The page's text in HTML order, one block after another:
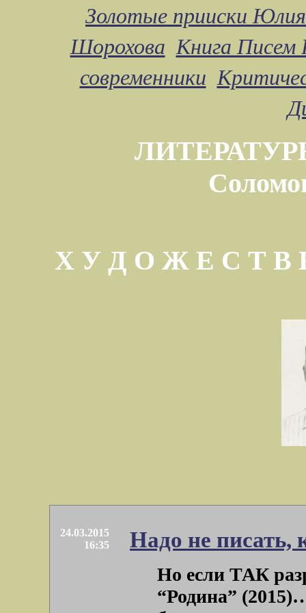
Золотые прииски
Шорохова Книга Писем
современники
Х У Д О Ж Е С Т
24.03.2015
16:35
Надо не писать,
Но если ТАК
“Родина”